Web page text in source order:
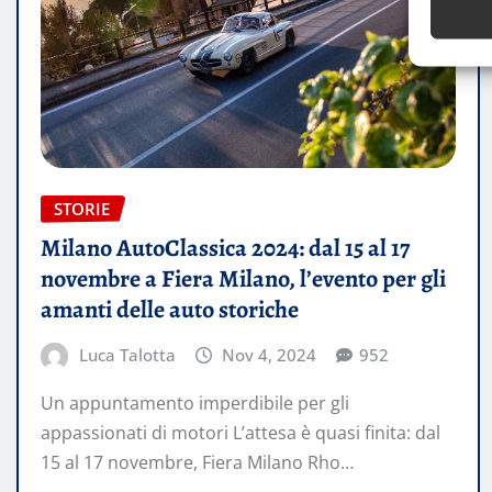
STORIE
Milano AutoClassica 2024: dal 15 al 17
novembre a Fiera Milano, l’evento per gli
amanti delle auto storiche
Luca Talotta Nov 4, 2024 952
Un appuntamento imperdibile per gli
appassionati di motori L’attesa è quasi finita: dal
15 al 17 novembre, Fiera Milano Rho…